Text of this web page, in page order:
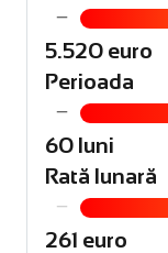
−
5.520 euro
Perioada
−
60 luni
Rată lunară
−
261 euro